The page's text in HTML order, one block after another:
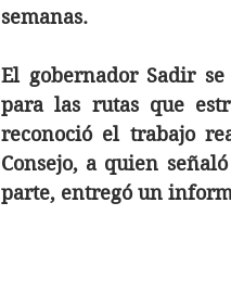
semanas.
El gobernador Sadir
para las rutas que
reconoció el trabajo
Consejo, a quien
parte, entregó un